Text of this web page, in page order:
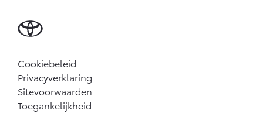
Cookiebeleid
Privacyverklaring
Sitevoorwaarden
Toegankelijkheid